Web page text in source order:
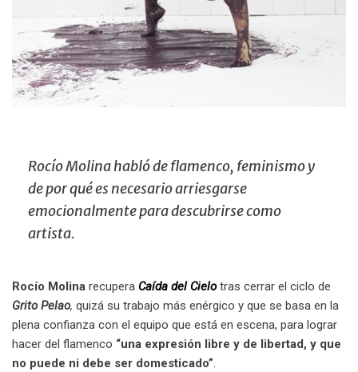
Rocío Molina habló de flamenco, feminismo y
de por qué es necesario arriesgarse
emocionalmente para descubrirse como
artista.
Rocío Molina recupera Caída del Cielotras cerrar el ciclo de
Grito Pelao, quizá su trabajo más enérgico y que se basa en la
plena confianza con el equipo que está en escena, para lograr
hacer del flamenco “una expresión libre y de libertad, y que
no puede ni debe ser domesticado”.